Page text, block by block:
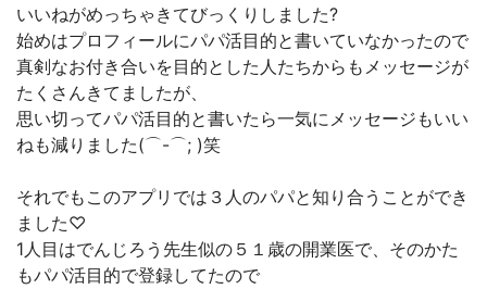
いいねがめっちゃきてびっくりしました?
始めはプロフィールにパパ活目的と書いていなかったので
真剣なお付き合いを目的とした人たちからもメッセージが
たくさんきてましたが、
思い切ってパパ活目的と書いたら一気にメッセージもいい
ねも減りました(⌒-⌒; )笑
それでもこのアプリでは３人のパパと知り合うことができ
ました♡
1人目はでんじろう先生似の５１歳の開業医で、そのかた
もパパ活目的で登録してたので